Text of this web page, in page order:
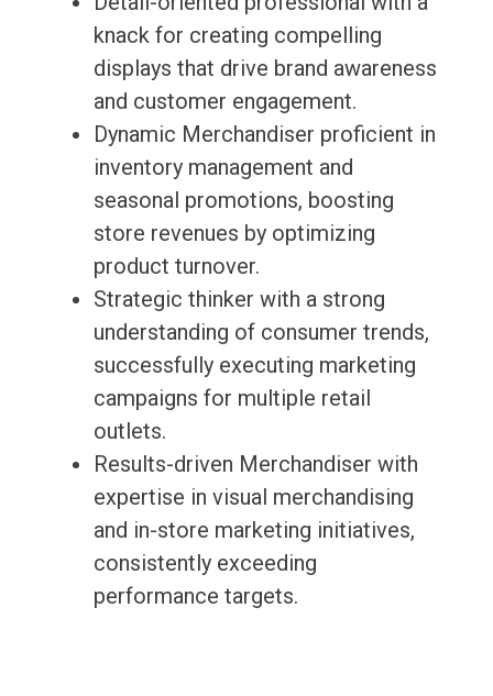
knack for creating compelling
displays that drive brand awareness
and customer engagement.
Dynamic Merchandiser proficient in
inventory management and
seasonal promotions, boosting
store revenues by optimizing
product turnover.
Strategic thinker with a strong
understanding of consumer trends,
successfully executing marketing
campaigns for multiple retail
outlets.
Results-driven Merchandiser with
expertise in visual merchandising
and in-store marketing initiatives,
consistently exceeding
performance targets.